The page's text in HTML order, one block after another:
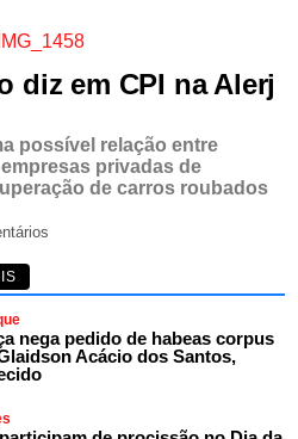
diz em CPI na Alerj
possível relação entre
privadas de
de carros roubados
nega pedido de habeas corpus
Acácio dos Santos,